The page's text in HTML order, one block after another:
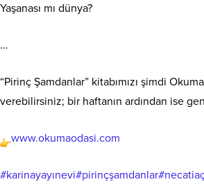
Yaşanası mı dünya?
…
“Pirinç Şamdanlar” kitabımızı şimdi
verebilirsiniz; bir haftanın ardından ise
www.okumaodasi.com
#karinayayınevi#pirinçşamdanlar